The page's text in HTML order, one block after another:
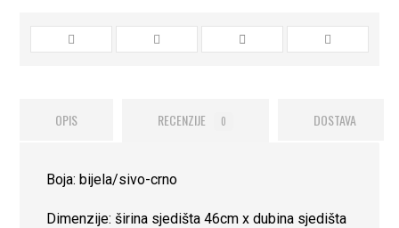
OPIS RECENZIJE 0 DOSTAVA
Boja: bijela/sivo-crno
Dimenzije: širina sjedišta 46cm x dubina sjedišta